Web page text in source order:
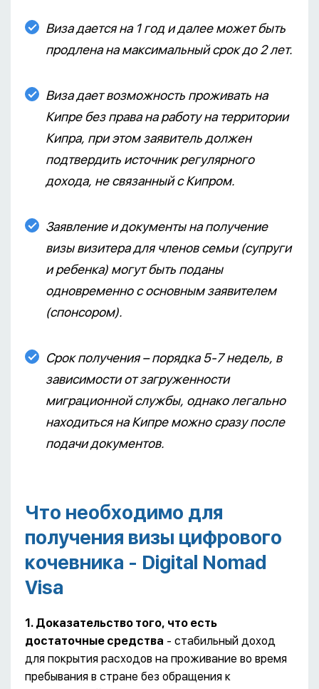
Виза дается на 1 год и далее может быть
продлена на максимальный срок до 2 лет.
Виза дает возможность проживать на
Кипре без права на работу на территории
Кипра, при этом заявитель должен
подтвердить источник регулярного
дохода, не связанный с Кипром.
Заявление и документы на получение
визы визитера для членов семьи (супруги
и ребенка) могут быть поданы
одновременно с основным заявителем
(спонсором).
Срок получения – порядка 5-7 недель, в
зависимости от загруженности
миграционной службы, однако легально
находиться на Кипре можно сразу после
подачи документов.
Что необходимо для
получения визы цифрового
кочевника - Digital Nomad
Visa
1. Доказательство того, что есть
достаточные средства - стабильный доход
для покрытия расходов на проживание во время
пребывания в стране без обращения к